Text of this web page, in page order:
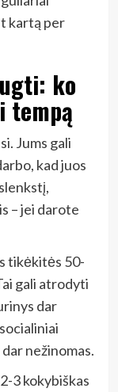
kartą per
ko
Jums gali
kad juos
– jei darote
tikėkitės 50-
gali atrodyti
dar
nežinomas.
3 kokybiškas